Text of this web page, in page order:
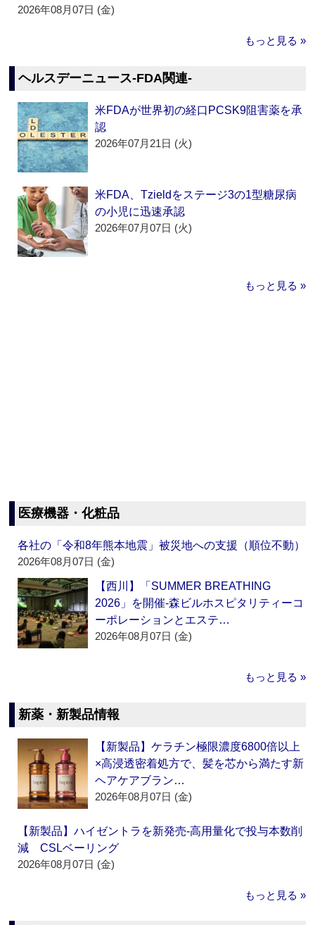
2026年08月07日 (金)
もっと見る »
ヘルスデーニュース‐FDA関連‐
米FDAが世界初の経口PCSK9阻害薬を承
認
2026年07月21日 (火)
米FDA、Tzieldをステージ3の1型糖尿病
の小児に迅速承認
2026年07月07日 (火)
もっと見る »
医療機器・化粧品
各社の「令和8年熊本地震」被災地への支援（順位不動）
2026年08月07日 (金)
【西川】「SUMMER BREATHING
2026」を開催‐森ビルホスピタリティーコ
ーポレーションとエステ…
2026年08月07日 (金)
もっと見る »
新薬・新製品情報
【新製品】ケラチン極限濃度6800倍以上
×高浸透密着処方で、髪を芯から満たす新
ヘアケアブラン…
2026年08月07日 (金)
【新製品】ハイゼントラを新発売‐高用量化で投与本数削
減 CSLベーリング
2026年08月07日 (金)
もっと見る »